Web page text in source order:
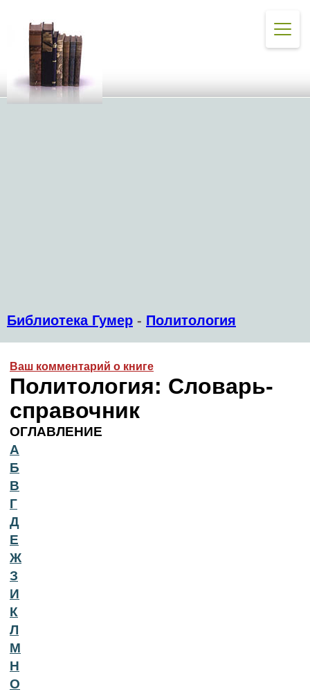
Библиотека Гумер - Политология
Ваш комментарий о книге
Политология: Словарь-
справочник
ОГЛАВЛЕНИЕ
А
Б
В
Г
Д
Е
Ж
З
И
К
Л
М
Н
О